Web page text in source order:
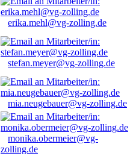
erika.mehl@vg-zolling.de
stefan.meyer@vg-zolling.de
mia.neugebauer@vg-zolling.de
monika.obermeier@vg-
zolling.de